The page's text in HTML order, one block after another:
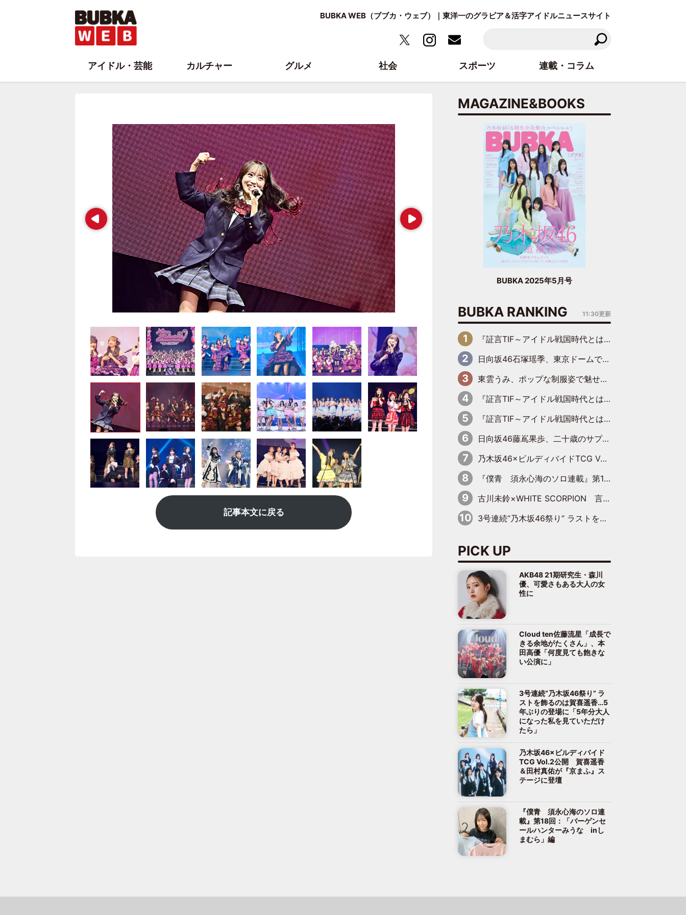
BUBKA WEB（ブブカ・ウェブ）｜東洋一のグラビア＆活字アイドルニュースサイト
Prev Next
記事本文に戻る
MAGAZINE&BOOKS
BUBKA 2025年5月号
BUBKA RANKING 11:30更新
『証言TIF～アイドル戦国時代とはなんだったのか～』第6回：でんぱ組.inc・古川未鈴×相沢梨紗「『ハロプロやりたかったな』って言ったら、夢眠ねむさんに『てめえはでんぱ組．incなんだよ！』って肩パンされて(笑)」
日向坂46石塚瑶季、東京ドームで“観戦バレ”！ ナイツ・塙も認めた「巨人に詳しすぎるアイドル」は元VENUSスクール生で杉内コーチ推し⁉
東雲うみ、ポップな制服姿で魅せる“東雲グリーン”の正体
『証言TIF～アイドル戦国時代とはなんだったのか～』第8回：Negicco・Nao☆×Megu×Kaede「東京からオファーが来たのと、梨の皮剥きとどっちが大事なんだって」
『証言TIF～アイドル戦国時代とはなんだったのか～』第10回：さくら学院・武藤彩未×飯田らうら「正直、中3で辞めるというのを信じてなくて。そう言われてはいたけど、嘘でしょって」
日向坂46藤嶌果歩、二十歳のサプライズバースデーに大喜び「頼られる先輩になれるように努力していきたい」
乃木坂46×ビルディバイドTCG Vol.2公開 賀喜遥香＆田村真佑が『京まふ』ステージに登壇
『僕青 須永心海のソロ連載』第18回：「バーゲンセールハンターみうな inしまむら」編
古川未鈴×WHITE SCORPION 言葉が背中を押した“それぞれの決意”
3号連続“乃木坂46祭り” ラストを飾るのは賀喜遥香…5年ぶりの登場に「5年分大人になった私を見ていただけたら」
PICK UP
AKB48 21期研究生・森川
優、可愛さもある大人の女
性に
Cloud ten佐藤流星「成長で
きる余地がたくさん」、本
田高優「何度見ても飽きな
い公演に」
3号連続“乃木坂46祭り” ラ
ストを飾るのは賀喜遥香…5
年ぶりの登場に「5年分大人
になった私を見ていただけ
たら」
乃木坂46×ビルディバイド
TCG Vol.2公開 賀喜遥香
＆田村真佑が『京まふ』ス
テージに登壇
『僕青 須永心海のソロ連
載』第18回：「バーゲンセ
ールハンターみうな inし
まむら」編
アイドル・芸能 カルチャー グルメ 社会 スポーツ 連載・コラム